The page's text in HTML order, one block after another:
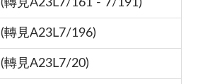
(轉見A23L7/161 - 7/191)
(轉見A23L7/196)
(轉見A23L7/20)